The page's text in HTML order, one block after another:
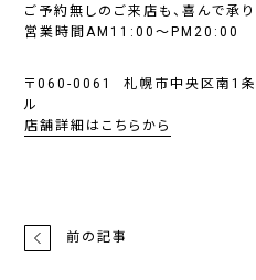
ご予約無しのご来店も、喜んで承
営業時間AM11:00～PM20:00
〒060-0061 札幌市中央区南1
ル
店舗詳細はこちらから
前の記事